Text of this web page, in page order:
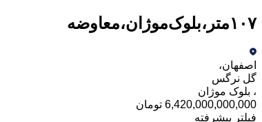
۱۰۷متر،بلوک‌موژان،معاوضه
اصفهان،
گل نرگس
، بلوک موژان
6,420,000,000,000 تومان
فیلتر پیشرفته